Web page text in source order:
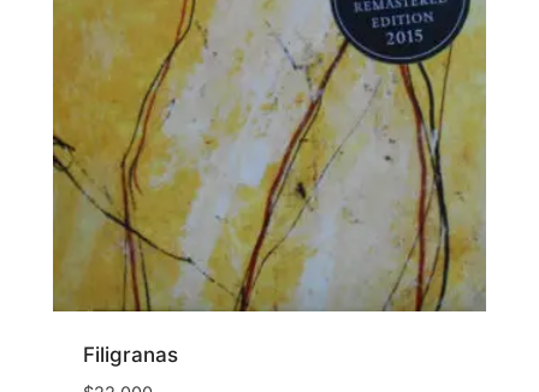
Filigranas